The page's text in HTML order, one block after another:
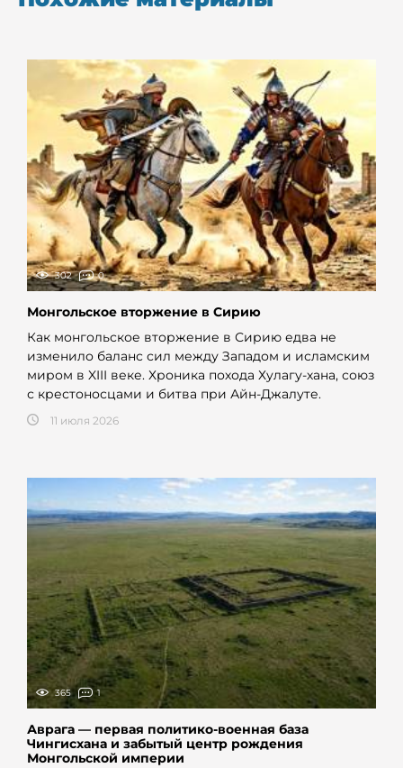
302 0
Монгольское вторжение в Сирию
Как монгольское вторжение в Сирию едва не
изменило баланс сил между Западом и исламским
миром в XIII веке. Хроника похода Хулагу-хана, союз
с крестоносцами и битва при Айн-Джалуте.
11 июля 2026
365 1
Аврага — первая политико-военная база
Чингисхана и забытый центр рождения
Монгольской империи